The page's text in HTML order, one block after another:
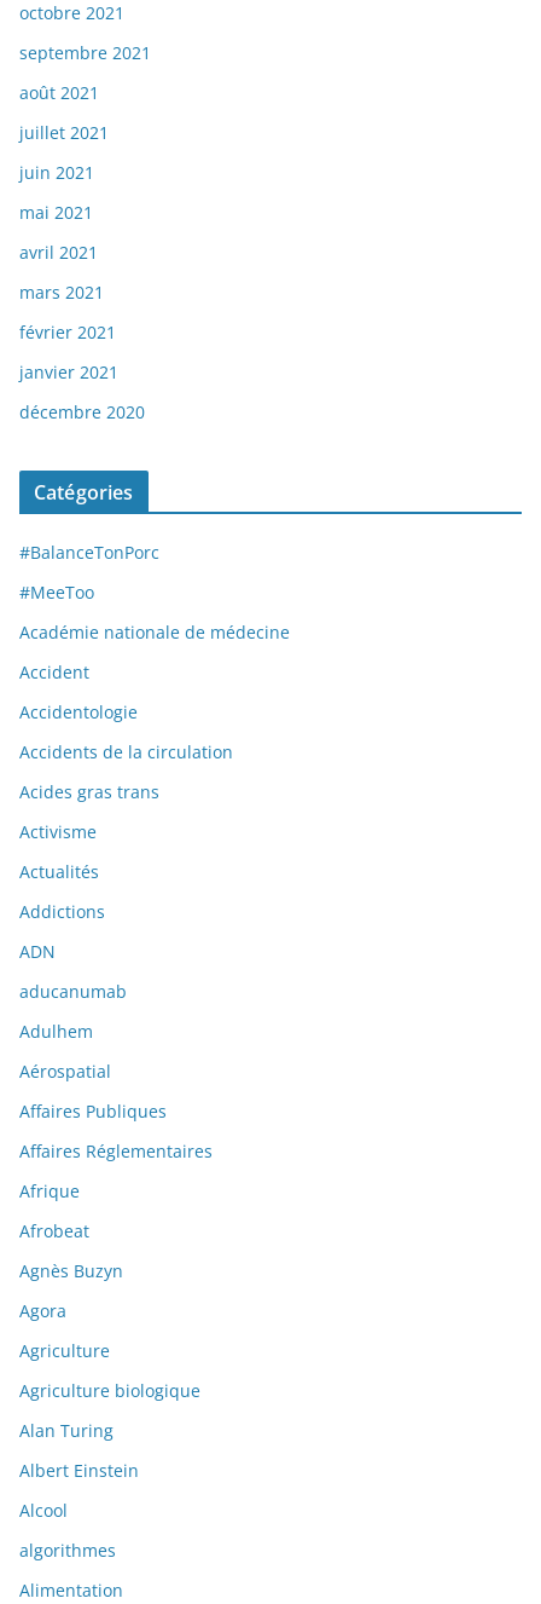
octobre 2021
septembre 2021
août 2021
juillet 2021
juin 2021
mai 2021
avril 2021
mars 2021
février 2021
janvier 2021
décembre 2020
Catégories
#BalanceTonPorc
#MeeToo
Académie nationale de médecine
Accident
Accidentologie
Accidents de la circulation
Acides gras trans
Activisme
Actualités
Addictions
ADN
aducanumab
Adulhem
Aérospatial
Affaires Publiques
Affaires Réglementaires
Afrique
Afrobeat
Agnès Buzyn
Agora
Agriculture
Agriculture biologique
Alan Turing
Albert Einstein
Alcool
algorithmes
Alimentation